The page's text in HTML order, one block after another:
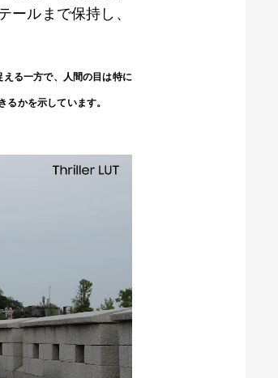
ルまで保持し、
る一方で、人間の目は特に
かを示しています。